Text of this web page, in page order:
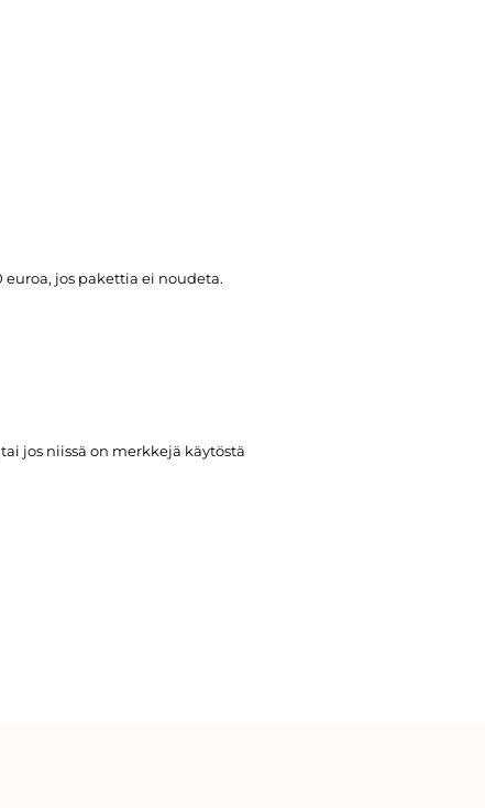
jos pakettia ei noudeta.
jos niissä on merkkejä käytöstä